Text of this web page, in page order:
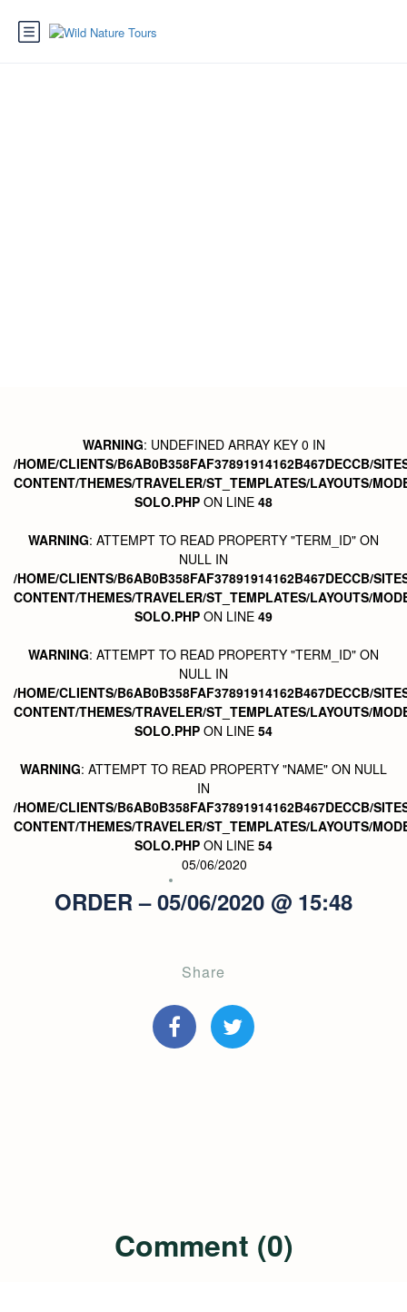
WARNING: UNDEFINED ARRAY KEY 0 IN
/HOME/CLIENTS/B6AB0B358FAF37891914162B467DECCB/
CONTENT/THEMES/TRAVELER/ST_TEMPLATES/LAYOUTS/
SOLO.PHP ON LINE 48
WARNING: ATTEMPT TO READ PROPERTY "TERM_ID" ON
NULL IN
/HOME/CLIENTS/B6AB0B358FAF37891914162B467DECCB/
CONTENT/THEMES/TRAVELER/ST_TEMPLATES/LAYOUTS/
SOLO.PHP ON LINE 49
WARNING: ATTEMPT TO READ PROPERTY "TERM_ID" ON
NULL IN
/HOME/CLIENTS/B6AB0B358FAF37891914162B467DECCB/
CONTENT/THEMES/TRAVELER/ST_TEMPLATES/LAYOUTS/
SOLO.PHP ON LINE 54
WARNING: ATTEMPT TO READ PROPERTY "NAME" ON NULL
IN
/HOME/CLIENTS/B6AB0B358FAF37891914162B467DECCB/
CONTENT/THEMES/TRAVELER/ST_TEMPLATES/LAYOUTS/
SOLO.PHP ON LINE 54
05/06/2020
ORDER – 05/06/2020 @ 15:48
Share
Comment (0)